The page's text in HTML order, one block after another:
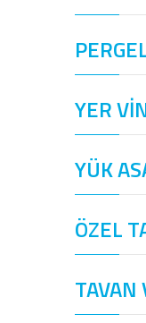
YER
YÜK
ÖZEL
TAVAN